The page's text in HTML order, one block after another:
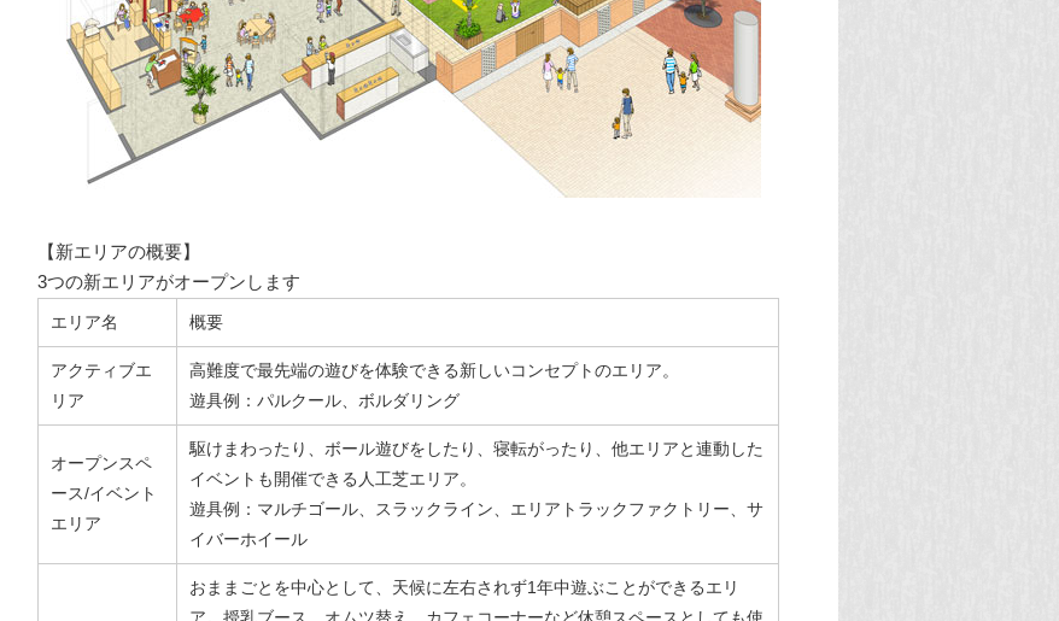
【新エリアの概要】
3つの新エリアがオープンします
エリア名 概要
アクティブエ
リア
高難度で最先端の遊びを体験できる新しいコンセプトのエリア。
遊具例：パルクール、ボルダリング
オープンスペ
ース/イベント
エリア
駆けまわったり、ボール遊びをしたり、寝転がったり、他エリアと連動した
イベントも開催できる人工芝エリア。
遊具例：マルチゴール、スラックライン、エリアトラックファクトリー、サ
イバーホイール
おままごとを中心として、天候に左右されず1年中遊ぶことができるエリ